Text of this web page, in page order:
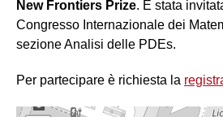
New Frontiers Prize. È stata
Congresso Internazionale dei
sezione Analisi delle PDEs.
Per partecipare è richiesta la